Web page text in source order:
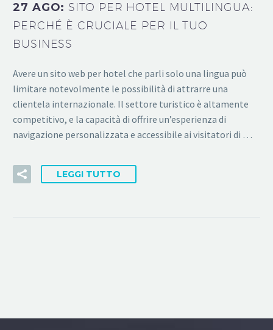
27 AGO: SITO PER HOTEL MULTILINGUA:
PERCHÉ È CRUCIALE PER IL TUO
BUSINESS
Avere un sito web per hotel che parli solo una lingua può
limitare notevolmente le possibilità di attrarre una
clientela internazionale. Il settore turistico è altamente
competitivo, e la capacità di offrire un’esperienza di
navigazione personalizzata e accessibile ai visitatori di …
LEGGI TUTTO